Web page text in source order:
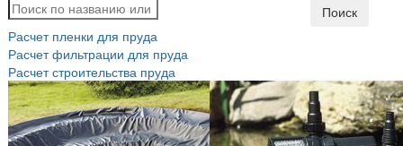
Поиск
Расчет пленки для пруда
Расчет фильтрации для пруда
Расчет строительства пруда